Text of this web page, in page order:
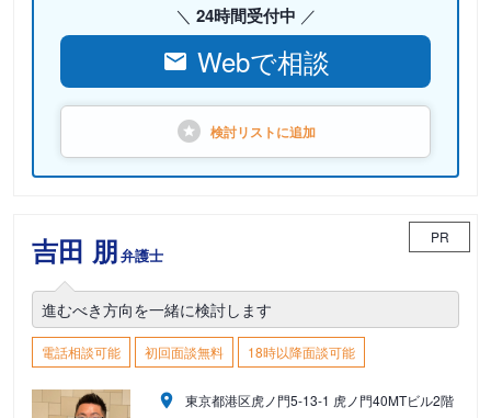
24時間受付中
Webで相談
検討リストに追加
吉田 朋弁護士
PR
進むべき方向を一緒に検討します
電話相談可能 初回面談無料 18時以降面談可能
東京都港区虎ノ門5-13-1 虎ノ門40MTビル2階